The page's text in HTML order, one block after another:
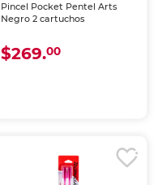
Pincel Pocket Pentel Arts
Negro 2 cartuchos
$269.00